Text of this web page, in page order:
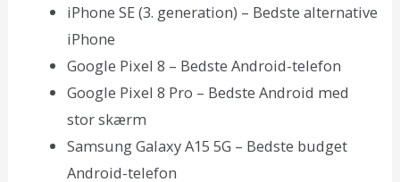
iPhone SE (3. generation) – Bedste alternative
iPhone
Google Pixel 8 – Bedste Android-telefon
Google Pixel 8 Pro – Bedste Android med
stor skærm
Samsung Galaxy A15 5G – Bedste budget
Android-telefon